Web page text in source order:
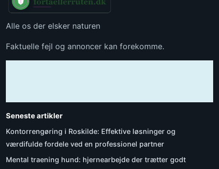
Alle os der elsker naturen
Faktuelle fejl og annoncer kan forekomme.
Seneste artikler
Kontorrengøring i Roskilde: Effektive løsninger og
værdifulde fordele ved en professionel partner
Mental traening hund: hjernearbejde der trætter godt